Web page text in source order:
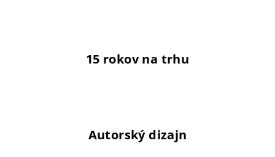
15 rokov na trhu
Autorský dizajn